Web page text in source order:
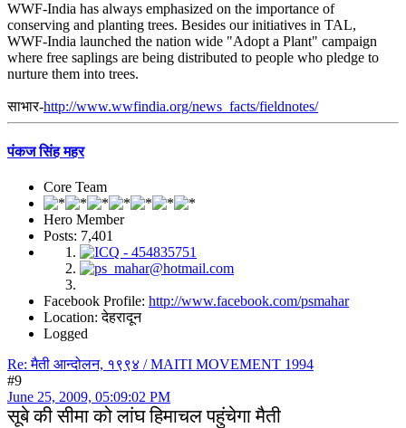
WWF-India has always emphasized on the importance of
conserving and planting trees. Besides our initiatives in TAL,
WWF-India launched the nation wide "Adopt a Plant" campaign
where free saplings are being distributed to people who pledge to
nurture them into trees.
साभार-http://www.wwfindia.org/news_facts/fieldnotes/
पंकज सिंह महर
Core Team
Hero Member
Posts: 7,401
Facebook Profile: http://www.facebook.com/psmahar
Location: देहरादून
Logged
Re: मैती आन्दोलन, १९९४ / MAITI MOVEMENT 1994
#9
June 25, 2009, 05:09:02 PM
सूबे की सीमा को लांघ हिमाचल पहुंचेगा मैती